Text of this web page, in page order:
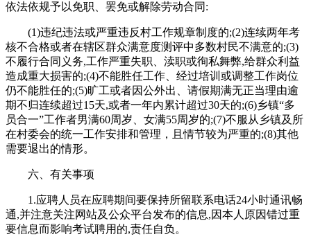
依法依规予以免职、罢免或解除劳动合同:
(1)违纪违法或严重违反村工作规章制度的;(2)连续两年考
核不合格或者在辖区群众满意度测评中多数村民不满意的;(3)
不履行合同义务,工作严重失职、渎职或徇私舞弊,给群众利益
造成重大损害的;(4)不能胜任工作、经过培训或调整工作岗位
仍不能胜任的;(5)旷工或者因公外出、请假期满无正当理由逾
期不归连续超过15天,或者一年内累计超过30天的;(6)乡镇“多
员合一”工作者男满60周岁、女满55周岁的;(7)不服从乡镇及所
在村委会的统一工作安排和管理，且情节较为严重的;(8)其他
需要退出的情形。
六、有关事项
1.应聘人员在应聘期间要保持所留联系电话24小时通讯畅
通,并注意关注网站及公众平台发布的信息,因本人原因错过重
要信息而影响考试聘用的,责任自负。